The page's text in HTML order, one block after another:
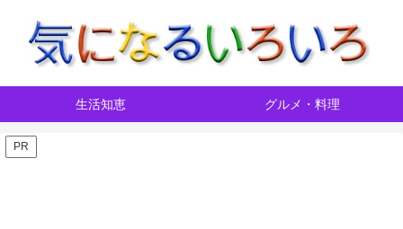
生活知恵 グルメ・料理
PR